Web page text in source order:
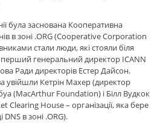
була заснована Кооперативна
в зоні .ORG (Cooperative Corporation
стали люди, які стояли біля
перший генеральний директор ICANN
Ради директорів Естер Дайсон.
увійшли Кетрін Махер (директор
(MacArthur Foundation) і Білл Вудкок
Clearing House – організації, яка бере
DNS в зоні .ORG).